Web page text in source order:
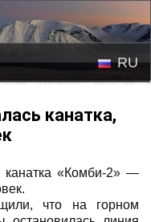
RU
канатка,
канатка «Комби-2» —
что на горном